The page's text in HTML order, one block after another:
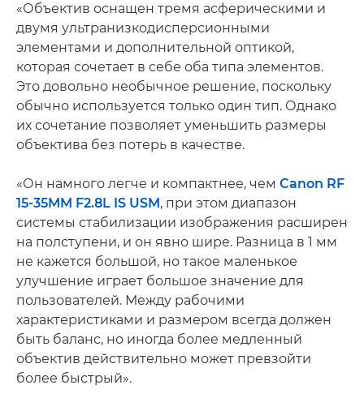
«Объектив оснащен тремя асферическими и
двумя ультранизкодисперсионными
элементами и дополнительной оптикой,
которая сочетает в себе оба типа элементов.
Это довольно необычное решение, поскольку
обычно используется только один тип. Однако
их сочетание позволяет уменьшить размеры
объектива без потерь в качестве.
«Он намного легче и компактнее, чем Canon RF
15-35MM F2.8L IS USM , при этом диапазон
системы стабилизации изображения расширен
на полступени, и он явно шире. Разница в 1 мм
не кажется большой, но такое маленькое
улучшение играет большое значение для
пользователей. Между рабочими
характеристиками и размером всегда должен
быть баланс, но иногда более медленный
объектив действительно может превзойти
более быстрый».